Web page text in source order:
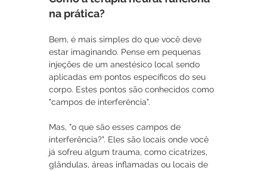
na prática?
Bem, é mais simples do que você deve
estar imaginando. Pense em pequenas
injeções de um anestésico local sendo
aplicadas em pontos específicos do seu
corpo. Estes pontos são conhecidos como
"campos de interferência".
Mas, "o que são esses campos de
interferência?". Eles são locais onde você
já sofreu algum trauma, como cicatrizes,
glândulas, áreas inflamadas ou locais de